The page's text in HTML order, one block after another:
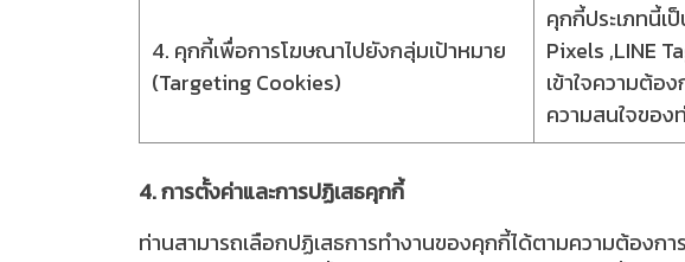
4. คุกกี้เพื่อการโฆษณาไปยังกลุ่มเป้าหมาย
(Targeting Cookies)
คุกกี้ประเภทนี้เ
Pixels ,LINE
เข้าใจความต้อ
ความสนใจของ
4. การตั้งค่าและการปฏิเสธคุกกี้
ท่านสามารถเลือกปฏิเสธการทำงานของคุกกี้ได้ตามความต้องก